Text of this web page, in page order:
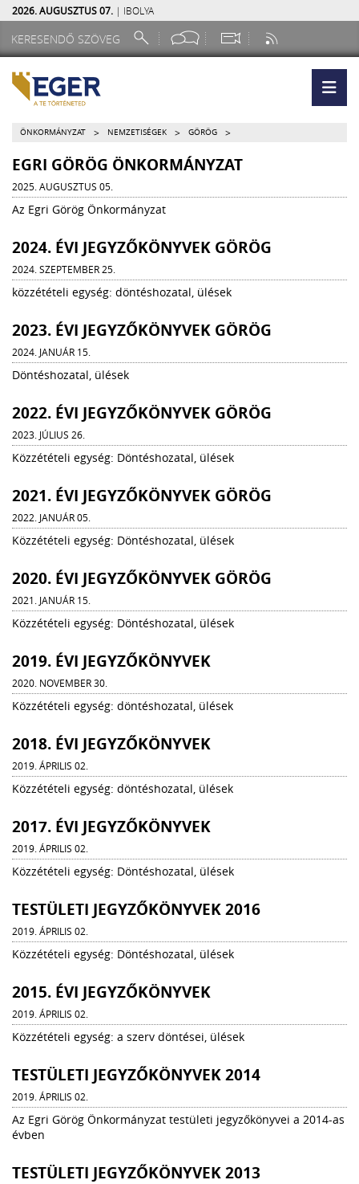
2026. AUGUSZTUS 07. | IBOLYA
ÖNKORMÁNYZAT > NEMZETISÉGEK > GÖRÖG >
EGRI GÖRÖG ÖNKORMÁNYZAT
2025. AUGUSZTUS 05.
Az Egri Görög Önkormányzat
2024. ÉVI JEGYZŐKÖNYVEK GÖRÖG
2024. SZEPTEMBER 25.
közzétételi egység: döntéshozatal, ülések
2023. ÉVI JEGYZŐKÖNYVEK GÖRÖG
2024. JANUÁR 15.
Döntéshozatal, ülések
2022. ÉVI JEGYZŐKÖNYVEK GÖRÖG
2023. JÚLIUS 26.
Közzétételi egység: Döntéshozatal, ülések
2021. ÉVI JEGYZŐKÖNYVEK GÖRÖG
2022. JANUÁR 05.
Közzétételi egység: Döntéshozatal, ülések
2020. ÉVI JEGYZŐKÖNYVEK GÖRÖG
2021. JANUÁR 15.
Közzétételi egység: Döntéshozatal, ülések
2019. ÉVI JEGYZŐKÖNYVEK
2020. NOVEMBER 30.
Közzétételi egység: döntéshozatal, ülések
2018. ÉVI JEGYZŐKÖNYVEK
2019. ÁPRILIS 02.
Közzétételi egység: döntéshozatal, ülések
2017. ÉVI JEGYZŐKÖNYVEK
2019. ÁPRILIS 02.
Közzétételi egység: Döntéshozatal, ülések
TESTÜLETI JEGYZŐKÖNYVEK 2016
2019. ÁPRILIS 02.
Közzétételi egység: Döntéshozatal, ülések
2015. ÉVI JEGYZŐKÖNYVEK
2019. ÁPRILIS 02.
Közzétételi egység: a szerv döntései, ülések
TESTÜLETI JEGYZŐKÖNYVEK 2014
2019. ÁPRILIS 02.
Az Egri Görög Önkormányzat testületi jegyzőkönyvei a 2014-as
évben
TESTÜLETI JEGYZŐKÖNYVEK 2013